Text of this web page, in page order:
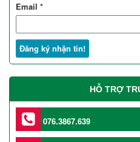
Email *
HỖ TRỢ
076.3867.639